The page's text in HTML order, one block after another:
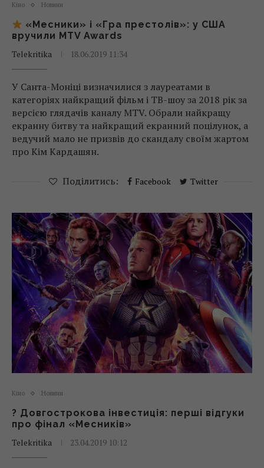
Кіно Новини
«Месники» і «Гра престолів»: у США
вручили MTV Awards
Telekritika
18.06.2019 11:34
У Санта-Моніці визначилися з лауреатами в
категоріях найкращий фільм і ТВ-шоу за 2018 рік за
версією глядачів каналу MTV. Обрали найкращу
екранну битву та найкращий екранний поцілунок, а
ведучий мало не призвів до скандалу своїм жартом
про Кім Кардашян.
Поділитись: Facebook Twitter
Кіно Новини
? Довгострокова інвестиція: перші відгуки
про фінал «Месників»
Telekritika
23.04.2019 10:12